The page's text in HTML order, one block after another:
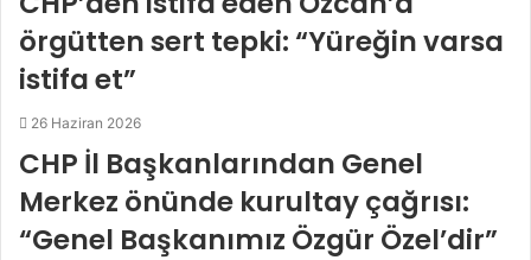
örgütten sert tepki: “Yüreğin varsa
istifa et”
26 Haziran 2026
CHP İl Başkanlarından Genel
Merkez önünde kurultay çağrısı:
“Genel Başkanımız Özgür Özel’dir”